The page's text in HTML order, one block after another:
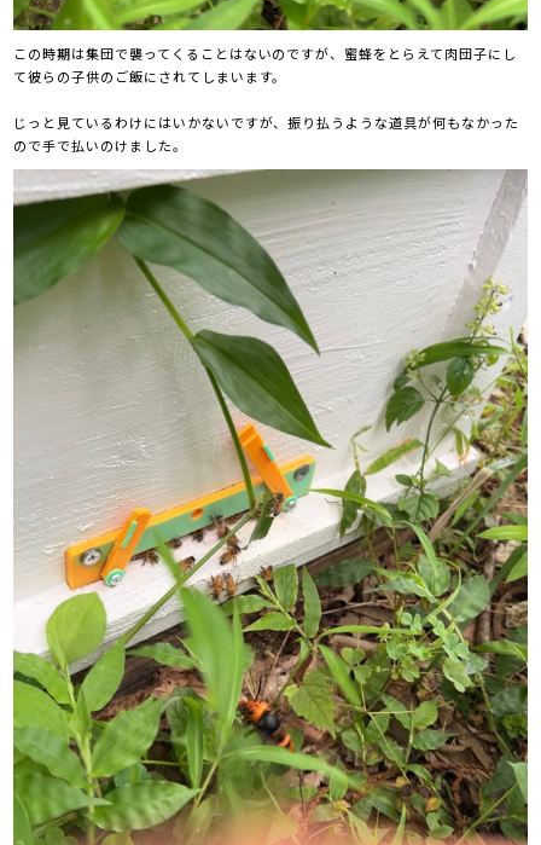
この時期は集団で襲ってくることはないのですが、蜜蜂をとらえて肉団子にし
て彼らの子供のご飯にされてしまいます。
じっと見ているわけにはいかないですが、振り払うような道具が何もなかった
ので手で払いのけました。